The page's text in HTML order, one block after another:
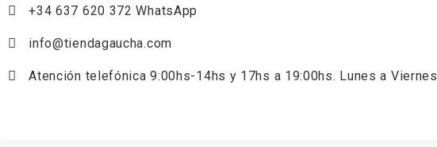
+34 637 620 372 WhatsApp
info@tiendagaucha.com
Atención telefónica 9:00hs-14hs y 17hs a 19:00hs. Lunes a Viernes